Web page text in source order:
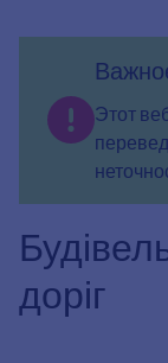
Этот
доріг